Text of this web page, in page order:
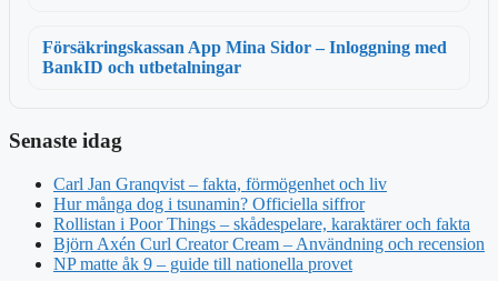
Försäkringskassan App Mina Sidor – Inloggning med
BankID och utbetalningar
Senaste idag
Carl Jan Granqvist – fakta, förmögenhet och liv
Hur många dog i tsunamin? Officiella siffror
Rollistan i Poor Things – skådespelare, karaktärer och fakta
Björn Axén Curl Creator Cream – Användning och recension
NP matte åk 9 – guide till nationella provet